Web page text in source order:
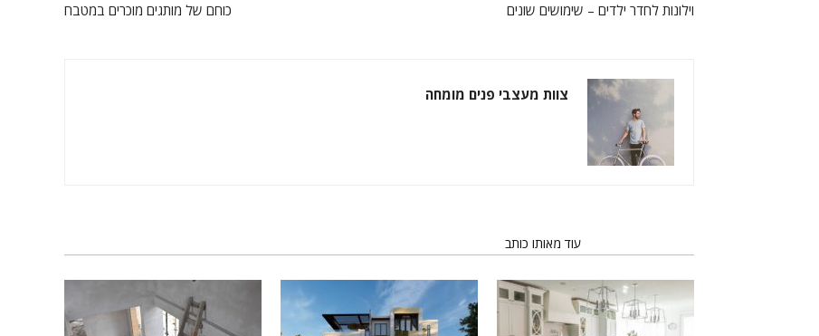
וילונות לחדר ילדים – שימושים שונים כוחם של מותגים מוכרים במטבח
צוות מעצבי פנים מומחה
עוד מאותו כותב